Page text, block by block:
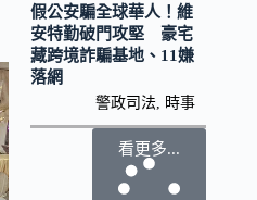
假公安騙全球華人！維
安特勤破門攻堅 豪宅
藏跨境詐騙基地、11嫌
落網
警政司法 時事
看更多...